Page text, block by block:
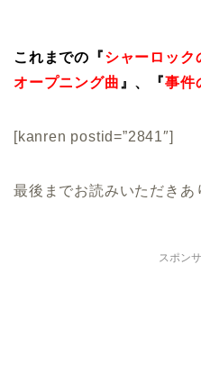
これまでの『シャーロック
オープニング曲 』、『事件
[kanren postid=”2841″]
最後までお読みいただきあ
スポン